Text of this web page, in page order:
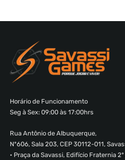
Horário de Funcionamento
Seg à Sex: 09:00 às 17:00hrs
Rua Antônio de Albuquerque,
Nº606, Sala 203, CEP 30112-011,
• Praça da Savassi, Edifício Fraternia